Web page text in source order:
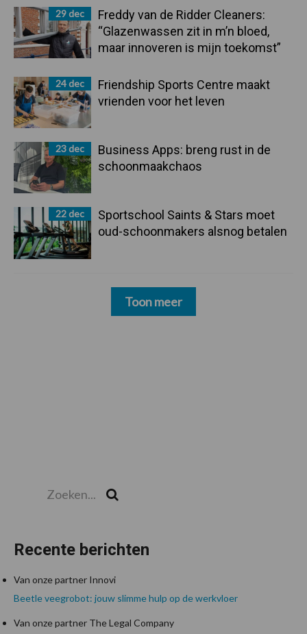
29 dec
Freddy van de Ridder Cleaners:
“Glazenwassen zit in m’n bloed,
maar innoveren is mijn toekomst”
24 dec
Friendship Sports Centre maakt
vrienden voor het leven
23 dec
Business Apps: breng rust in de
schoonmaakchaos
22 dec
Sportschool Saints & Stars moet
oud-schoonmakers alsnog betalen
Toon meer
Recente berichten
Van onze partner Innovi
Beetle veegrobot: jouw slimme hulp op de werkvloer
Van onze partner The Legal Company